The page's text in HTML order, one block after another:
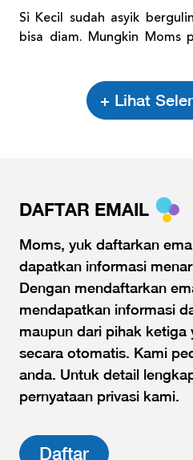
Si Kecil sudah asyik
bisa diam. Mungkin Moms
+ Lihat
DAFTAR EMAIL
Moms, yuk daftarkan
dapatkan informasi
Dengan mendaftarkan
mendapatkan informasi
maupun dari pihak ketiga
secara otomatis. Kami
anda. Untuk detail
pernyataan privasi kami.
Daftar